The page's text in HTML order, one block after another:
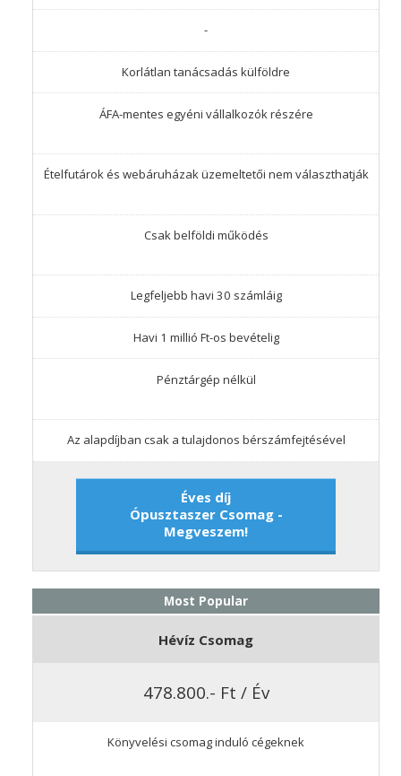
-
Korlátlan tanácsadás külföldre
ÁFA-mentes egyéni vállalkozók részére
Ételfutárok és webáruházak üzemeltetői nem választhatják
Csak belföldi működés
Legfeljebb havi 30 számláig
Havi 1 millió Ft-os bevételig
Pénztárgép nélkül
Az alapdíjban csak a tulajdonos bérszámfejtésével
Éves díj
Ópusztaszer Csomag -
Megveszem!
Most Popular
Hévíz Csomag
478.800.- Ft / Év
Könyvelési csomag induló cégeknek